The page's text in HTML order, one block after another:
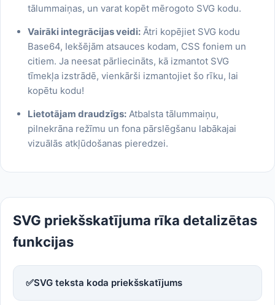
tālummaiņas, un varat kopēt mērogoto SVG kodu.
Vairāki integrācijas veidi: Ātri kopējiet SVG kodu
Base64, Iekšējām atsauces kodam, CSS foniem un
citiem. Ja neesat pārliecināts, kā izmantot SVG
tīmekļa izstrādē, vienkārši izmantojiet šo rīku, lai
kopētu kodu!
Lietotājam draudzīgs: Atbalsta tālummaiņu,
pilnekrāna režīmu un fona pārslēgšanu labākajai
vizuālās atkļūdošanas pieredzei.
SVG priekšskatījuma rīka detalizētas
funkcijas
✅SVG teksta koda priekšskatījums